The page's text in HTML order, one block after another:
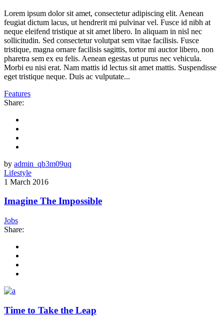
Lorem ipsum dolor sit amet, consectetur adipiscing elit. Aenean
feugiat dictum lacus, ut hendrerit mi pulvinar vel. Fusce id nibh at
neque eleifend tristique at sit amet libero. In aliquam in nisl nec
sollicitudin. Sed consectetur volutpat sem vitae facilisis. Fusce
tristique, magna ornare facilisis sagittis, tortor mi auctor libero, non
pharetra sem ex eu felis. Aenean egestas ut purus nec vehicula.
Morbi eu nisi erat. Nam mattis id lectus sit amet mattis. Suspendisse
eget tristique neque. Duis ac vulputate...
Features
Share:
by admin_qb3m09uq
Lifestyle
1 March 2016
Imagine The Impossible
Jobs
Share:
Time to Take the Leap